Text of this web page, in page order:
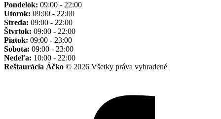
Pondelok: 09:00 - 22:00
Utorok: 09:00 - 22:00
Streda: 09:00 - 22:00
Štvrtok: 09:00 - 22:00
Piatok: 09:00 - 23:00
Sobota: 09:00 - 23:00
Nedeľa: 10:00 - 22:00
Reštaurácia Áčko © 2026 Všetky práva vyhradené